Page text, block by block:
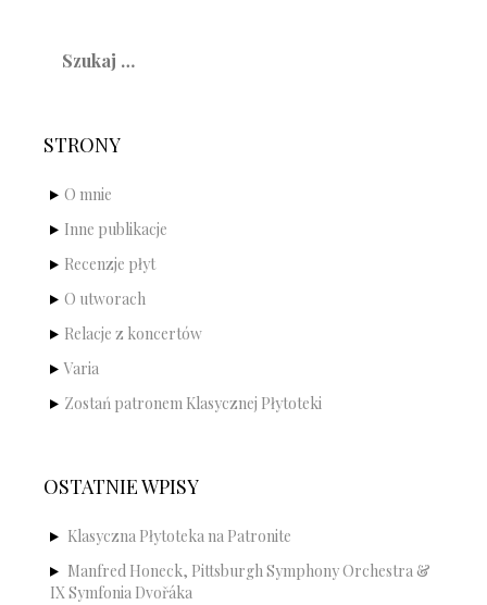
STRONY
O mnie
Inne publikacje
Recenzje płyt
O utworach
Relacje z koncertów
Varia
Zostań patronem Klasycznej Płytoteki
OSTATNIE WPISY
Klasyczna Płytoteka na Patronite
Manfred Honeck, Pittsburgh Symphony Orchestra &
IX Symfonia Dvořáka